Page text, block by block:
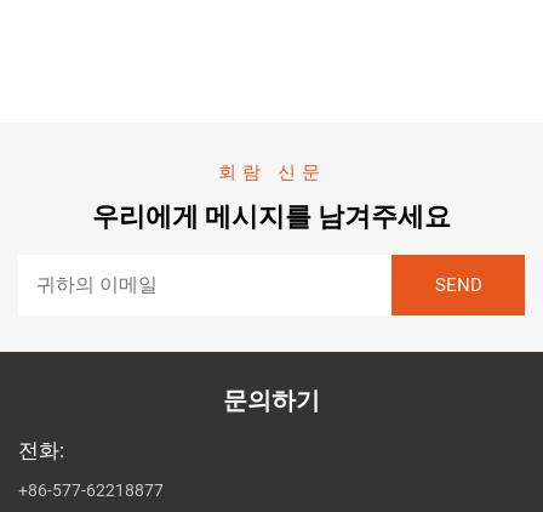
회람 신문
우리에게 메시지를 남겨주세요
문의하기
전화:
+86-577-62218877